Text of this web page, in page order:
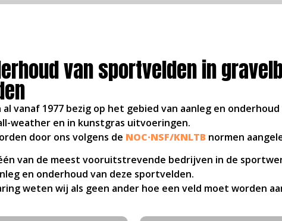
van sportvelden in
vanaf 1977 bezig op het gebied van aanleg en
weather en in kunstgras uitvoeringen.
door ons volgens de NOC·NSF/KNLTB normen
van de meest vooruitstrevende bedrijven in de
en onderhoud van deze sportvelden.
weten wij als geen ander hoe een veld moet worden